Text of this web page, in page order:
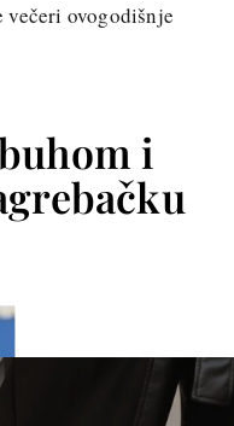
ovogodišnje
i